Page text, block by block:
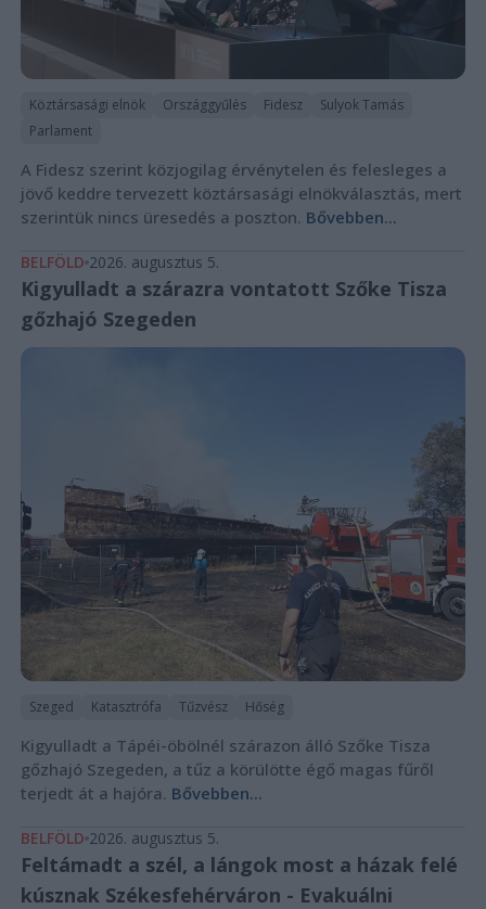
Köztársasági elnök Országgyűlés Fidesz
Sulyok Tamás
Parlament
A Fidesz szerint közjogilag érvénytelen és felesleges a
jövő keddre tervezett köztársasági elnökválasztás, mert
szerintük nincs üresedés a poszton. Bővebben...
BELFÖLD 2026. augusztus 5.
Kigyulladt a szárazra vontatott Szőke Tisza
gőzhajó Szegeden
Szeged Katasztrófa Tűzvész Hőség
Kigyulladt a Tápéi-öbölnél szárazon álló Szőke Tisza
gőzhajó Szegeden, a tűz a körülötte égő magas fűről
terjedt át a hajóra. Bővebben...
BELFÖLD 2026. augusztus 5.
Feltámadt a szél, a lángok most a házak felé
kúsznak Székesfehérváron - Evakuálni